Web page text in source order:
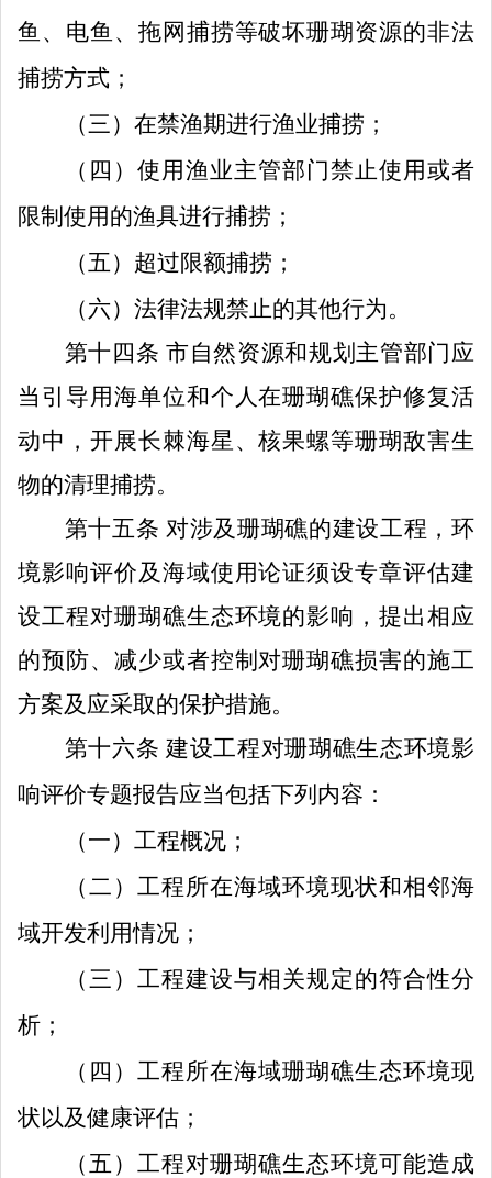
鱼、电鱼、拖网捕捞等破坏珊瑚资源的非法
捕捞方式；
（三）在禁渔期进行渔业捕捞；
（四）使用渔业主管部门禁止使用或者
限制使用的渔具进行捕捞；
（五）超过限额捕捞；
（六）法律法规禁止的其他行为。
第十四条 市自然资源和规划主管部门应
当引导用海单位和个人在珊瑚礁保护修复活
动中，开展长棘海星、核果螺等珊瑚敌害生
物的清理捕捞。
第十五条 对涉及珊瑚礁的建设工程，环
境影响评价及海域使用论证须设专章评估建
设工程对珊瑚礁生态环境的影响，提出相应
的预防、减少或者控制对珊瑚礁损害的施工
方案及应采取的保护措施。
第十六条 建设工程对珊瑚礁生态环境影
响评价专题报告应当包括下列内容：
（一）工程概况；
（二）工程所在海域环境现状和相邻海
域开发利用情况；
（三）工程建设与相关规定的符合性分
析；
（四）工程所在海域珊瑚礁生态环境现
状以及健康评估；
（五）工程对珊瑚礁生态环境可能造成